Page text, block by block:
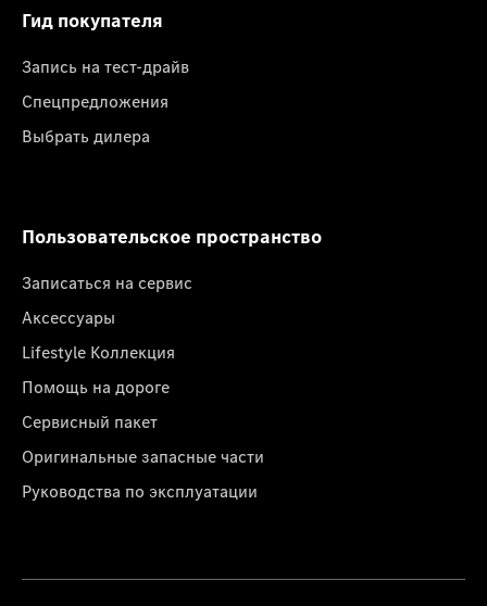
Гид покупателя
Запись на тест-драйв
Спецпредложения
Выбрать дилера
Пользовательское пространство
Записаться на сервис
Аксессуары
Lifestyle Коллекция
Помощь на дороге
Сервисный пакет
Оригинальные запасные части
Руководства по эксплуатации